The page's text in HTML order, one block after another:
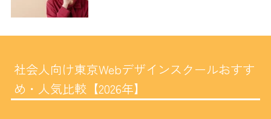
社会人向け東京Webデザインスクールおすす
め・人気比較【2026年】